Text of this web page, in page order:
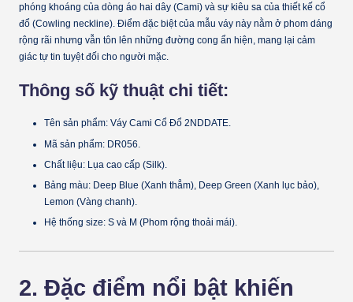
phóng khoáng của dòng áo hai dây (Cami) và sự kiêu sa của thiết kế cổ
đổ (Cowling neckline). Điểm đặc biệt của mẫu váy này nằm ở phom dáng
rộng rãi nhưng vẫn tôn lên những đường cong ẩn hiện, mang lại cảm
giác tự tin tuyệt đối cho người mặc.
Thông số kỹ thuật chi tiết:
Tên sản phẩm: Váy Cami Cổ Đổ 2NDDATE.
Mã sản phẩm: DR056.
Chất liệu: Lụa cao cấp (Silk).
Bảng màu: Deep Blue (Xanh thẳm), Deep Green (Xanh lục bảo),
Lemon (Vàng chanh).
Hệ thống size: S và M (Phom rộng thoải mái).
2. Đặc điểm nổi bật khiến